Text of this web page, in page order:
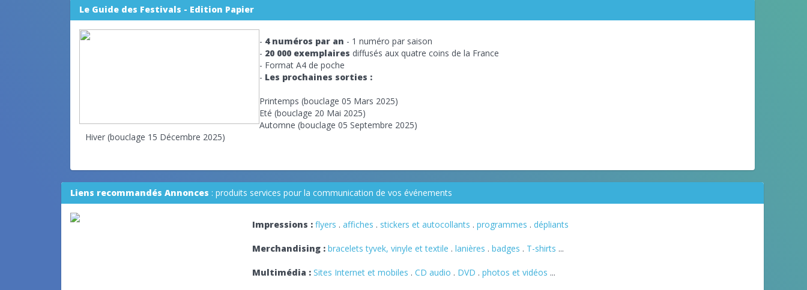
Le Guide des Festivals - Edition Papier
- 4 numéros par an - 1 numéro par saison
- 20 000 exemplaires diffusés aux quatre coins de la France
- Format A4 de poche
- Les prochaines sorties :
Printemps (bouclage 05 Mars 2025)
Eté (bouclage 20 Mai 2025)
Automne (bouclage 05 Septembre 2025)
Hiver (bouclage 15 Décembre 2025)
Liens recommandés Annonces : produits services pour la communication de vos événements
Impressions : flyers . affiches . stickers et autocollants . programmes . dépliants
Merchandising : bracelets tyvek, vinyle et textile . lanières . badges . T-shirts ...
Multimédia : Sites Internet et mobiles . CD audio . DVD . photos et vidéos ...